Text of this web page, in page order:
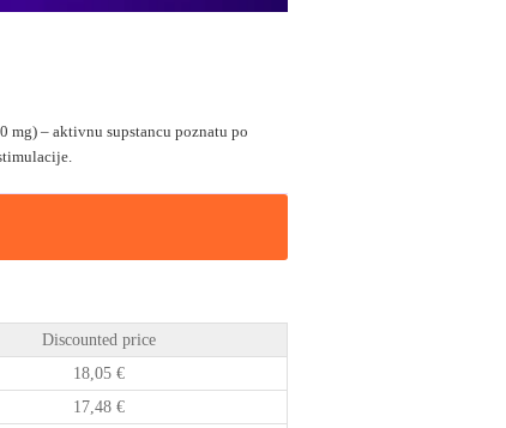
– aktivnu supstancu poznatu po
Discounted price
18,05 €
17,48 €